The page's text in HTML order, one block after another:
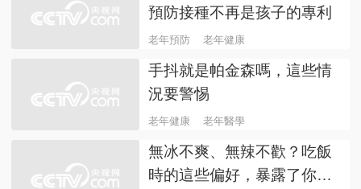
預防接種不再是孩子的專利
老年預防 老年健康
手抖就是帕金森嗎，這些情
況要警惕
老年健康 老年醫學
無冰不爽、無辣不歡？吃飯
時的這些偏好，暴露了你的